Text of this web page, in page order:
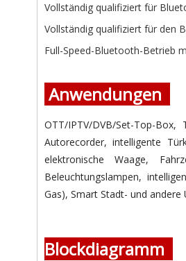
Vollständig qualifiziert für
Vollständig qualifiziert für den
Full-Speed-Bluetooth-Betrieb
Anwendungen
OTT/IPTV/DVB/Set-Top-Box,
Autorecorder, intelligente
elektronische Waage,
Beleuchtungslampen,
Gas), Smart Stadt- und
Blockdiagramm